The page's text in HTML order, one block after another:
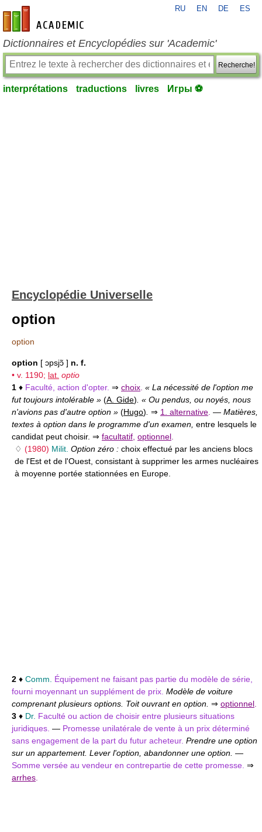
fr-academic.com
RU EN DE ES
Dictionnaires et Encyclopédies sur 'Academic'
Recherche!
interprétations traductions livres Игры ⚽
Encyclopédie Universelle
option
option
option [ ɔpsjɔ̃ ] n. f.
• v. 1190; lat. optio
1 ♦ Faculté, action d'opter. ⇒ choix « La nécessité de l'option me
fut toujours intolérable » (A. Gide) . « Ou pendus, ou noyés, nous
n'avions pas d'autre option » (Hugo) ⇒ 1. alternative — Matières,
textes à option dans le programme d'un examen, entre lesquels le
candidat peut choisir. ⇒ facultatif optionnel
♢ (1980) Milit. Option zéro : choix effectué par les anciens blocs
de l'Est et de l'Ouest, consistant à supprimer les armes nucléaires
à moyenne portée stationnées en Europe.
2 ♦ Comm.
Équipement ne faisant pas partie du modèle de série,
fourni moyennant un supplément de prix. Modèle de voiture
comprenant plusieurs options. Toit ouvrant en option. ⇒ optionnel
3 ♦ Dr. Faculté ou action de choisir entre plusieurs situations
juridiques. — Promesse unilatérale de vente à un prix déterminé
sans engagement de la part du futur acheteur. Prendre une option
sur un appartement. Lever l'option, abandonner une option. —
Somme versée au vendeur en contrepartie de cette promesse. ⇒
arrhes